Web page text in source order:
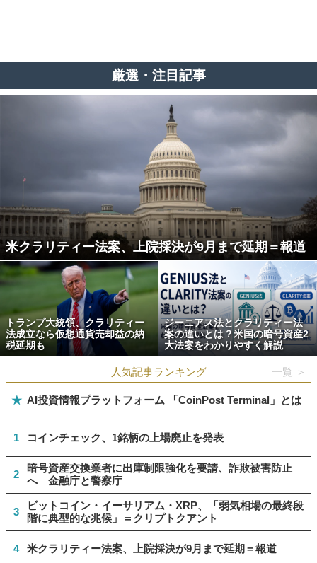
厳選・注目記事
米クラリティー法案、上院採決が9月まで延期＝報道
トランプ大統領、クラリティー
法成立なら仮想通貨売却益の納
税延期も
ジーニアス法とクラリティー法
案の違いとは？米国の暗号資産2
大法案をわかりやすく解説
人気記事ランキング 一覧 ＞
★ AI投資情報プラットフォーム 「CoinPost Terminal」とは
1 コインチェック、1銘柄の上場廃止を発表
2
暗号資産交換業者に出庫制限強化を要請、詐欺被害防止
へ 金融庁と警察庁
3
ビットコイン・イーサリアム・XRP、「弱気相場の最終段
階に典型的な兆候」＝クリプトクアント
4 米クラリティー法案、上院採決が9月まで延期＝報道